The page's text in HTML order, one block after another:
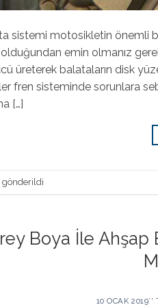
sistemi motosikletin önemli
emin olmanız
üreterek balataların disk
fren sisteminde sorunlara
[…]
gönderildi
Boya İle Ahşap
10 OCAK 2019’'